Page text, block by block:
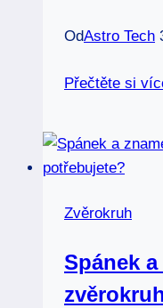
OdAstro Tech
Přečtěte si
Zvěrokruh
Spánek